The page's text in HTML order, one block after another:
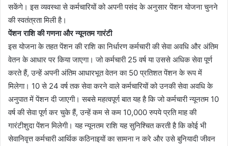
सकेंगे। इस व्यवस्था से कर्मचारियों को अपनी पसंद के अनुसार पेंशन योजना चुनने
की स्वतंत्रता मिली है।
पेंशन राशि की गणना और न्यूनतम गारंटी
इस योजना के तहत पेंशन की राशि का निर्धारण कर्मचारी की सेवा अवधि और अंतिम
वेतन के आधार पर किया जाएगा। जो कर्मचारी 25 वर्ष या उससे अधिक सेवा पूर्ण
करते हैं, उन्हें अपनी अंतिम आधारभूत वेतन का 50 प्रतिशत पेंशन के रूप में
मिलेगा। 10 से 24 वर्ष तक सेवा करने वाले कर्मचारियों को उनकी सेवा अवधि के
अनुपात में पेंशन दी जाएगी। सबसे महत्वपूर्ण बात यह है कि जो कर्मचारी न्यूनतम 10
वर्ष की सेवा पूर्ण कर चुके हैं, उन्हें कम से कम 10,000 रुपये प्रति माह की
गारंटीशुदा पेंशन मिलेगी। यह न्यूनतम राशि यह सुनिश्चित करती है कि कोई भी
सेवानिवृत्त कर्मचारी आर्थिक कठिनाइयों का सामना न करे और उसे बुनियादी जीवन